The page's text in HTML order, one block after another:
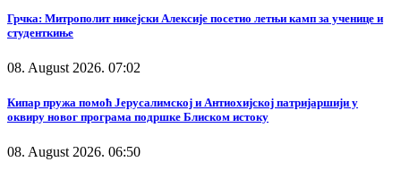
Грчка: Митрополит никејски Алексије посетио летњи камп за ученице и
студенткиње
08. August 2026. 07:02
Кипар пружа помоћ Јерусалимској и Антиохијској патријаршији у
оквиру новог програма подршке Блиском истоку
08. August 2026. 06:50